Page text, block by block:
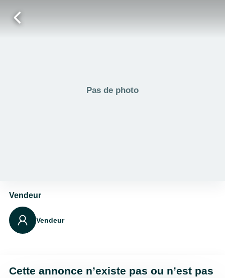
Pas de photo
Cette annonce n’existe pas ou n’est pas
Vendeur
Vendeur